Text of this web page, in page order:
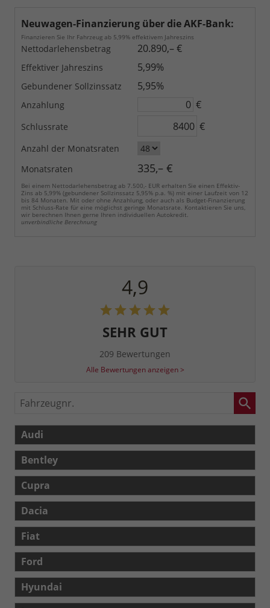
Neuwagen-Finanzierung über die AKF-Bank:
Finanzieren Sie Ihr Fahrzeug ab 5,99% effektivem Jahreszins
Nettodarlehensbetrag 20.890,– €
Effektiver Jahreszins 5,99%
Gebundener Sollzinssatz 5,95%
Anzahlung €
Schlussrate €
Anzahl der Monatsraten
Monatsraten
335,– €
Bei einem Nettodarlehensbetrag ab 7.500,- EUR erhalten Sie einen Effektiv-
Zins ab 5,99% (gebundener Sollzinssatz 5,95% p.a. %) mit einer Laufzeit von 12
bis 84 Monaten. Mit oder ohne Anzahlung, oder auch als Budget-Finanzierung
mit Schluss-Rate für eine möglichst geringe Monatsrate. Kontaktieren Sie uns,
wir berechnen Ihnen gerne Ihren individuellen Autokredit.
unverbindliche Berechnung
4,9
SEHR GUT
209 Bewertungen
Alle Bewertungen anzeigen >
Fahrzeugnr.
Audi
Bentley
Cupra
Dacia
Fiat
Ford
Hyundai